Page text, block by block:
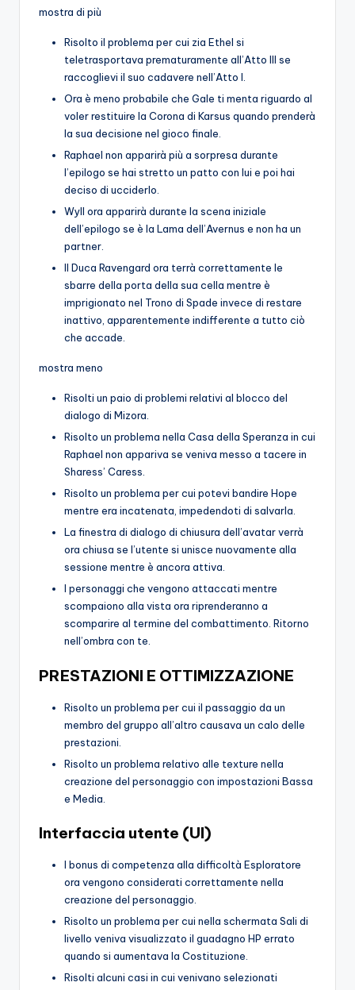
mostra di più
Risolto il problema per cui zia Ethel si
teletrasportava prematuramente all’Atto III se
raccoglievi il suo cadavere nell’Atto I.
Ora è meno probabile che Gale ti menta riguardo al
voler restituire la Corona di Karsus quando prenderà
la sua decisione nel gioco finale.
Raphael non apparirà più a sorpresa durante
l’epilogo se hai stretto un patto con lui e poi hai
deciso di ucciderlo.
Wyll ora apparirà durante la scena iniziale
dell’epilogo se è la Lama dell’Avernus e non ha un
partner.
Il Duca Ravengard ora terrà correttamente le
sbarre della porta della sua cella mentre è
imprigionato nel Trono di Spade invece di restare
inattivo, apparentemente indifferente a tutto ciò
che accade.
mostra meno
Risolti un paio di problemi relativi al blocco del
dialogo di Mizora.
Risolto un problema nella Casa della Speranza in cui
Raphael non appariva se veniva messo a tacere in
Sharess’ Caress.
Risolto un problema per cui potevi bandire Hope
mentre era incatenata, impedendoti di salvarla.
La finestra di dialogo di chiusura dell’avatar verrà
ora chiusa se l’utente si unisce nuovamente alla
sessione mentre è ancora attiva.
I personaggi che vengono attaccati mentre
scompaiono alla vista ora riprenderanno a
scomparire al termine del combattimento. Ritorno
nell’ombra con te.
PRESTAZIONI E OTTIMIZZAZIONE
Risolto un problema per cui il passaggio da un
membro del gruppo all’altro causava un calo delle
prestazioni.
Risolto un problema relativo alle texture nella
creazione del personaggio con impostazioni Bassa
e Media.
Interfaccia utente (UI)
I bonus di competenza alla difficoltà Esploratore
ora vengono considerati correttamente nella
creazione del personaggio.
Risolto un problema per cui nella schermata Sali di
livello veniva visualizzato il guadagno HP errato
quando si aumentava la Costituzione.
Risolti alcuni casi in cui venivano selezionati